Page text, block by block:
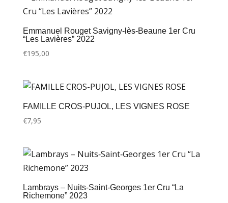
Emmanuel Rouget Savigny-lès-Beaune 1er Cru
“Les Lavières” 2022
€195,00
FAMILLE CROS-PUJOL, LES VIGNES ROSE
€7,95
Lambrays – Nuits‑Saint‑Georges 1er Cru “La
Richemone” 2023